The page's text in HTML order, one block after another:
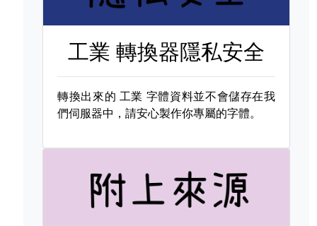
工業 轉換器隱私安全
轉換出來的 工業 字體資料並不會儲存在我
們伺服器中，請安心製作你專屬的字體。